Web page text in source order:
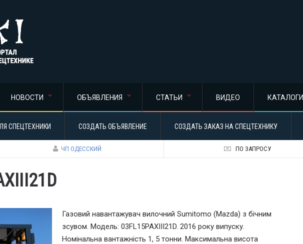
НОВОСТИ ОБЪЯВЛЕНИЯ СТАТЬИ ВИДЕО КАТАЛОГИ
СПЕЦТЕХНИКИ СОЗДАТЬ ОБЪЯВЛЕНИЕ СОЗДАТЬ ЗАКАЗ НА СПЕЦТЕХНИКУ
ЧП ОДЕССКИЙ ПО ЗАПРОСУ
Газовий навантажувач вилочний Sumitomo (Mazda) з бічним
зсувом. Модель: 03FL15PAXIII21D. 2016 року випуску.
Номінальна вантажність 1, 5 тонни. Максимальна висота